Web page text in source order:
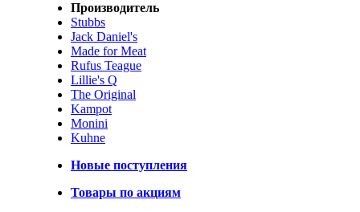
Производитель
Stubbs
Jack Daniel's
Made for Meat
Rufus Teague
Lillie's Q
The Original
Kampot
Monini
Kuhne
Новые поступления
Товары по акциям